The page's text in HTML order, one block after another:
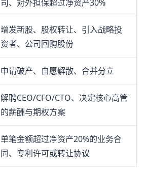
司、对外担保超过净资产30%
增发新股、股权转让、引入战略投
资者、公司回购股份
申请破产、自愿解散、合并分立
解聘CEO/CFO/CTO、决定核心高管
的薪酬与期权方案
单笔金额超过净资产20%的业务合
同、专利许可或转让协议